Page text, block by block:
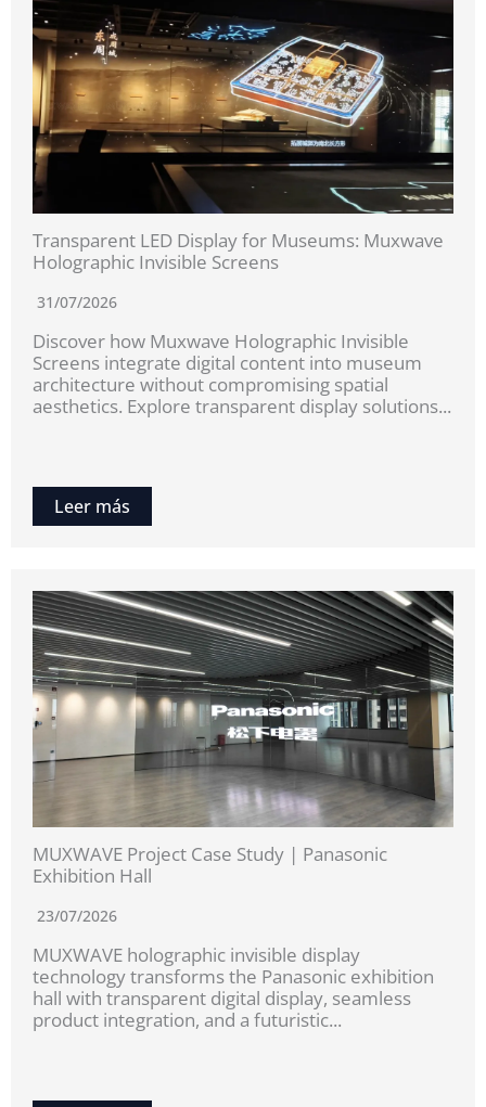
Transparent LED Display for Museums: Muxwave
Holographic Invisible Screens
31/07/2026
Discover how Muxwave Holographic Invisible
Screens integrate digital content into museum
architecture without compromising spatial
aesthetics. Explore transparent display solutions...
Leer más
MUXWAVE Project Case Study | Panasonic
Exhibition Hall
23/07/2026
MUXWAVE holographic invisible display
technology transforms the Panasonic exhibition
hall with transparent digital display, seamless
product integration, and a futuristic...